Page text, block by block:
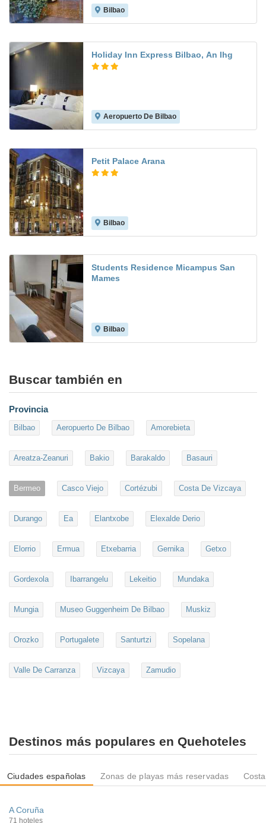
Bilbao
Holiday Inn Express Bilbao, An Ihg
Aeropuerto De Bilbao
Petit Palace Arana
Bilbao
Students Residence Micampus San
Mames
Bilbao
Buscar también en
Provincia
Bilbao Aeropuerto De Bilbao Amorebieta
Areatza-Zeanuri Bakio Barakaldo Basauri
Bermeo Casco Viejo Cortézubi Costa De Vizcaya
Durango Ea Elantxobe Elexalde Derio
Elorrio Ermua Etxebarria Gernika Getxo
Gordexola Ibarrangelu Lekeitio Mundaka
Mungia Museo Guggenheim De Bilbao Muskiz
Orozko Portugalete Santurtzi Sopelana
Valle De Carranza Vizcaya Zamudio
Destinos más populares en Quehoteles
Ciudades españolas Zonas de playas más reservadas
A Coruña
71 hoteles